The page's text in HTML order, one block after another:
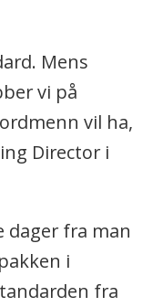
Mens
vi på
vil ha,
Director i
dager fra man
i
fra